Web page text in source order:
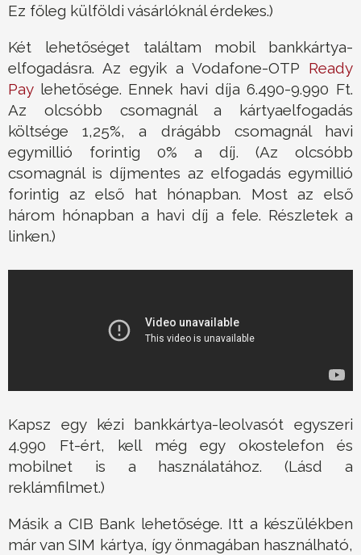
Ez főleg külföldi vásárlóknál érdekes.)
Két lehetőséget találtam mobil bankkártya-
elfogadásra. Az egyik a Vodafone-OTP Ready
Paylehetősége. Ennek havi díja 6.490-9.990 Ft.
Az olcsóbb csomagnál a kártyaelfogadás
költsége 1,25%, a drágább csomagnál havi
egymillió forintig 0% a díj. (Az olcsóbb
csomagnál is díjmentes az elfogadás egymillió
forintig az első hat hónapban. Most az első
három hónapban a havi díj a fele. Részletek a
linken.)
Kapsz egy kézi bankkártya-leolvasót egyszeri
4.990 Ft-ért, kell még egy okostelefon és
mobilnet is a használatához. (Lásd a
reklámfilmet.)
Másik a CIB Bank lehetősége. Itt a készülékben
már van SIM kártya, így önmagában használható,